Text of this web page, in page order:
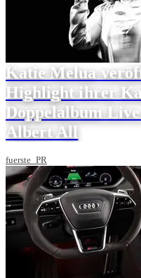
Katie Melua
Highlight ihrer
Doppelalbum
Albert All
fuerste_PR